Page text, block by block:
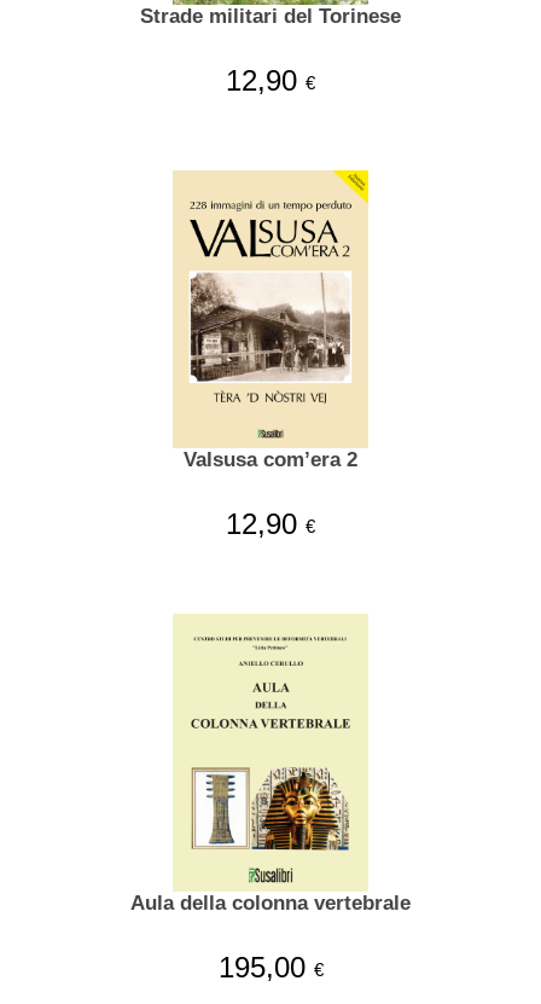
Strade militari del Torinese
12,90 €
Valsusa com’era 2
12,90 €
Aula della colonna vertebrale
195,00 €